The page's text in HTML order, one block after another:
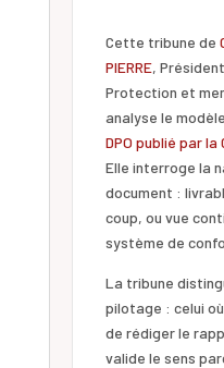
Cette tribune de
PIERRE,
Protection et
analyse le
DPO publié par la
Elle interroge la
document :
coup, ou vue
système de
La tribune
pilotage : celui
de rédiger le
valide le sens